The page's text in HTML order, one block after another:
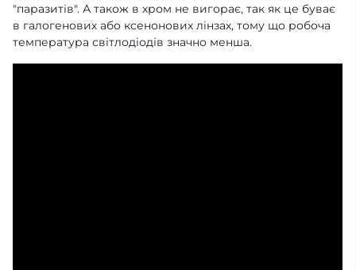
"паразитів". А також в хром не вигорає, так як це буває
в галогенових або ксенонових лінзах, тому що робоча
температура світлодіодів значно менша.